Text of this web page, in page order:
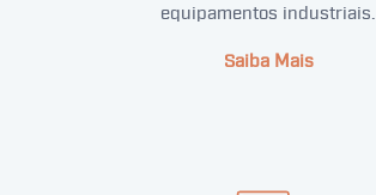
equipamentos industriais.
Saiba Mais